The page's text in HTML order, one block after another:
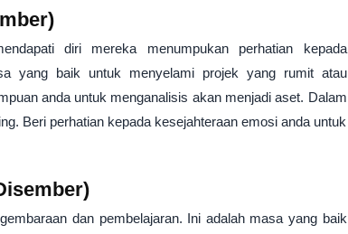
diri mereka menumpukan perhatian kepada
yang baik untuk menyelami projek yang rumit atau
anda untuk menganalisis akan menjadi aset. Dalam
Beri perhatian kepada kesejahteraan emosi anda untuk
dan pembelajaran. Ini adalah masa yang baik